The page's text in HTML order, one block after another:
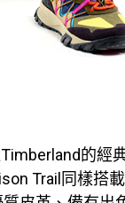
的經
Trail同樣搭